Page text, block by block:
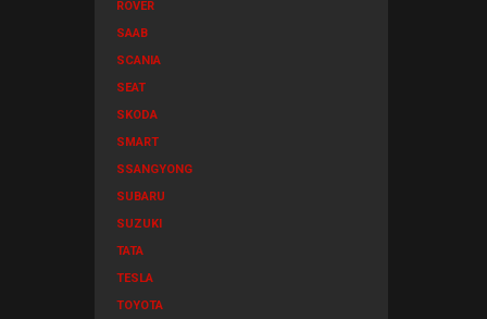
ROVER
SAAB
SCANIA
SEAT
SKODA
SMART
SSANGYONG
SUBARU
SUZUKI
TATA
TESLA
TOYOTA